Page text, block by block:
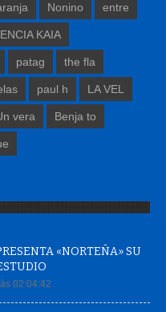
Nonino entre
KAIA
patag the fla
paul h LA VEL
vera Benja to
«NORTEÑA» SU
02:04:42